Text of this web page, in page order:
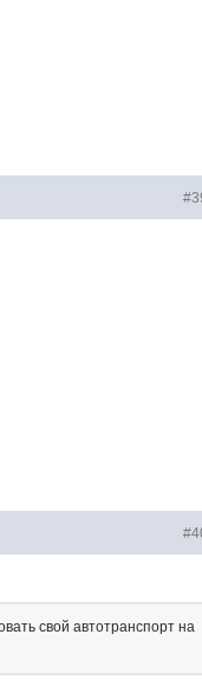
свой автотранспорт на